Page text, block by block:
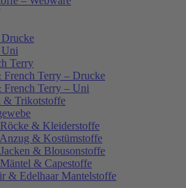
Drucke
Uni
Terry
French Terry – Drucke
French Terry – Uni
& Trikotstoffe
& Kleiderstoffe
& Kostümstoffe
& Blousonstoffe
& Capestoffe
& Edelhaar Mantelstoffe